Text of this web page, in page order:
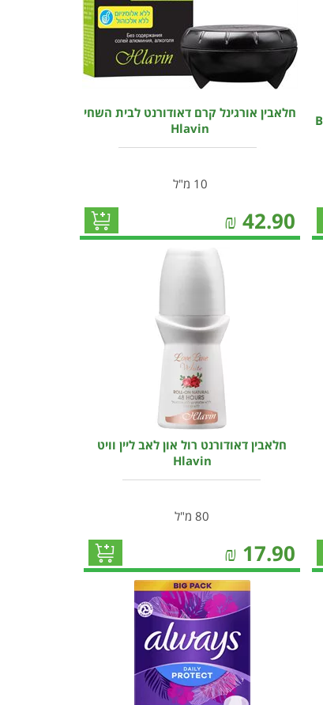
חלאבין אורגינל קרם דאודורנט לבית השחי
Hlavin
10 מ"ל
42.90
₪
חלאבין דאודורנט רול און לאב ליין וויט
Hlavin
80 מ"ל
17.90
₪